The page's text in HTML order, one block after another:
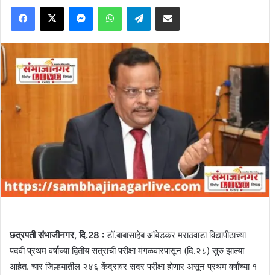
email
Facebook
X MessengerWhatsAppTelegramShare via Email
छत्रपती संभाजीनगर, दि.28 :डॉ.बाबासाहेब आंबेडकर मराठवाडा विद्यापीठाच्या
पदवी प्रथम वर्षाच्या द्वितीय सत्राची परीक्षा मंगळवारपासून (दि.२८) सुरु झाल्या
आहेत. चार जिल्हयातील २४६ केंद्रावर सदर परीक्षा होणार असून प्रथम वर्षांच्या १